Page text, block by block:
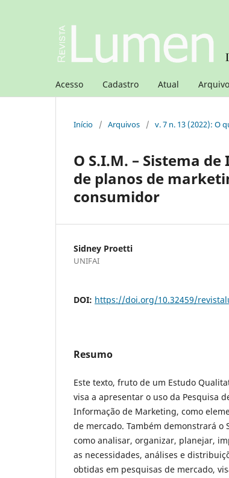
Acesso Cadastro Atual
Início / Arquivos / v. 7 n. 13 (2022): O
O S.I.M. – Sistema
de planos de
consumidor
Sidney Proetti
UNIFAI
DOI: https://doi.org/10.32459/
Resumo
Este texto, fruto de um Estudo
visa a apresentar o uso da Pesquisa
Informação de Marketing, como
de mercado. Também demonstrará o
como analisar, organizar, planejar,
as necessidades, análises e
obtidas em pesquisas de mercado,